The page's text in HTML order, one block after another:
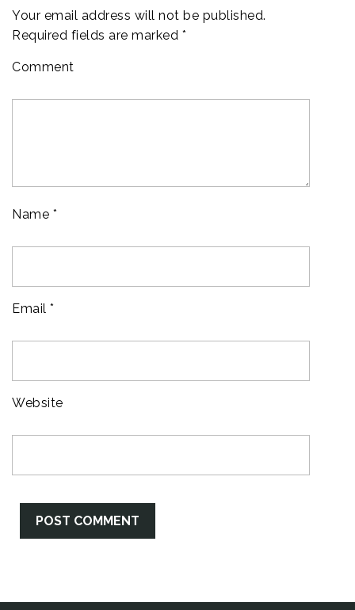
Your email address will not be published.
Required fields are marked *
Comment
Name *
Email*
Website